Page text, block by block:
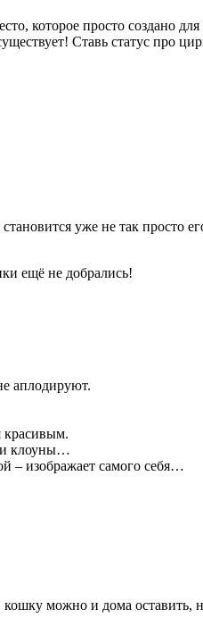
которое просто создано
Ставь статус про
уже не так просто
ещё не добрались!
аплодируют.
красивым.
клоуны…
– изображает самого себя…
можно и дома оставить,